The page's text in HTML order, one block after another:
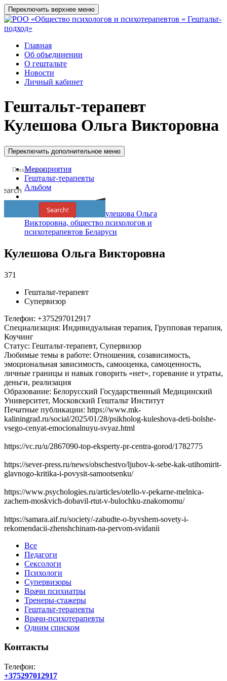
Переключить верхнее меню
Главная
Об объединении
О гештальте
Новости
Личный кабинет
Гештальт-терапевт
Кулешова Ольга Викторовна
Переключить дополнительное меню
Search!
Мероприятия
Гештальт-терапевты
Альбом
Кулешова Ольга Викторовна
371
Гештальт-терапевт
Супервизор
Телефон: +375297012917
Специализация: Индивидуальная терапия, Групповая терапия,
Коучинг
Статус: Гештальт-терапевт, Супервизор
Любимые темы в работе: Отношения, созависимость,
эмоциональная зависимость, самооценка, самоценность,
личные границы и навык говорить «нет», горевание и утраты,
деньги, реализация
Образование: Белорусский Государственный Медицинский
Университет, Московский Гештальт Институт
Печатные публикации: https://www.mk-
kaliningrad.ru/social/2025/01/28/psikholog-kuleshova-deti-bolshe-
vsego-cenyat-emocionalnuyu-svyaz.html
https://vc.ru/u/2867090-top-eksperty-pr-centra-gorod/1782775
https://sever-press.ru/news/obschestvo/ljubov-k-sebe-kak-utihomirit-
glavnogo-kritika-i-povysit-samootsenku/
https://www.psychologies.ru/articles/otello-v-pekarne-melnica-
zachem-moskvich-dobavil-rtut-v-bulochku-znakomomu/
https://samara.aif.ru/society/-zabudte-o-byvshem-sovety-i-
rekomendacii-zhenshchinam-na-pervom-svidanii
Все
Педагоги
Сексологи
Психологи
Супервизоры
Врачи психиатры
Тренеры-стажеры
Гештальт-терапевты
Врачи-психотерапевты
Одним списком
Контакты
Телефон:
+375297012917